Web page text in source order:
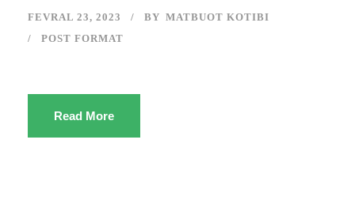
FEVRAL 23, 2023 BY MATBUOT KOTIBI
POST FORMAT
Read More